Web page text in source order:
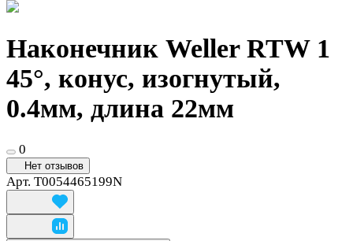
Наконечник Weller RTW 1
45°, конус, изогнутый,
0.4мм, длина 22мм
0
Нет отзывов
Арт. T0054465199N